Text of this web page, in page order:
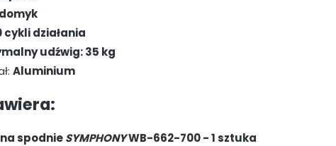
cykli działania
udźwig: 35 kg
Aluminium
spodnieSYMPHONYWB-662-700 - 1 sztuka